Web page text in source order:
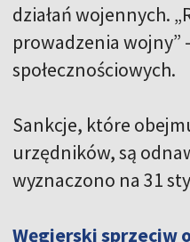
działań wojennych.
prowadzenia wojny”
społecznościowych.
Sankcje, które
urzędników, są
wyznaczono na 31
Węgierski sprzeciw